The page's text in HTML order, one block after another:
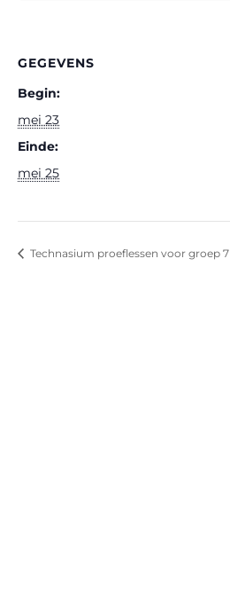
GEGEVENS
Begin:
mei 23
Einde:
mei 25
Technasium proeflessen voor groep 7